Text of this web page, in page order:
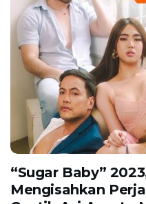
“Sugar Baby”
Mengisahkan